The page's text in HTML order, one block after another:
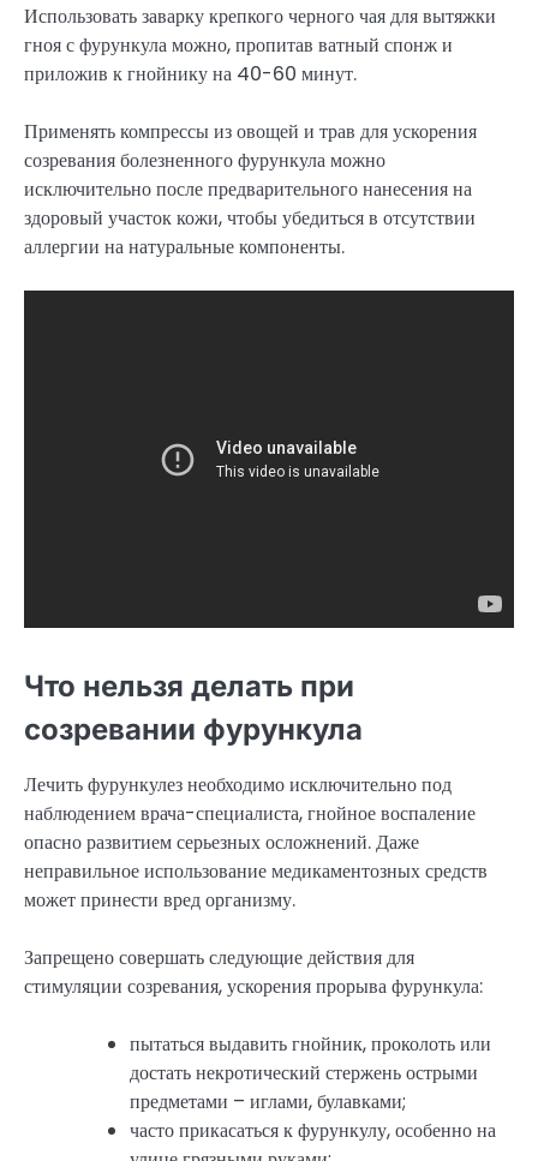
Использовать заварку крепкого черного чая для вытяжки
гноя с фурункула можно, пропитав ватный спонж и
приложив к гнойнику на 40-60 минут.
Применять компрессы из овощей и трав для ускорения
созревания болезненного фурункула можно
исключительно после предварительного нанесения на
здоровый участок кожи, чтобы убедиться в отсутствии
аллергии на натуральные компоненты.
Что нельзя делать при
созревании фурункула
Лечить фурункулез необходимо исключительно под
наблюдением врача-специалиста, гнойное воспаление
опасно развитием серьезных осложнений. Даже
неправильное использование медикаментозных средств
может принести вред организму.
Запрещено совершать следующие действия для
стимуляции созревания, ускорения прорыва фурункула:
пытаться выдавить гнойник, проколоть или
достать некротический стержень острыми
предметами – иглами, булавками;
часто прикасаться к фурункулу, особенно на